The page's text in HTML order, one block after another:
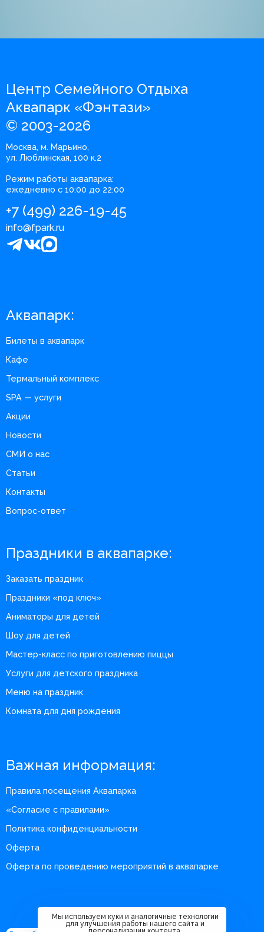
Центр Семейного Отдыха
Аквапарк «Фэнтази»
© 2003-2026
Москва, м. Марьино,
ул. Люблинская, 100 к.2
Режим работы аквапарка:
ежедневно с 10:00 до 22:00
+7 (499) 226-19-45
info@fpark.ru
Аквапарк:
Билеты в аквапарк
Кафе
Термальный комплекс
SPA — услуги
Акции
Новости
СМИ о нас
Статьи
Контакты
Вопрос-ответ
Праздники в аквапарке:
Заказать праздник
Праздники «под ключ»
Аниматоры для детей
Шоу для детей
Мастер-класс по приготовлению пиццы
Услуги для детского праздника
Меню на праздник
Комната для дня рождения
Важная информация:
Правила посещения Аквапарка
«Согласие с правилами»
Политика конфиденциальности
Оферта
Оферта по проведению мероприятий в аквапарке
Мы используем куки и аналогичные технологии
для улучшения работы нашего сайта и